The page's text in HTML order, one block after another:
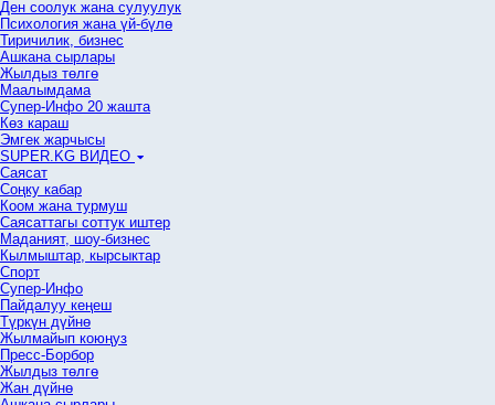
Ден соолук жана сулуулук
Психология жана үй-бүлө
Тиричилик, бизнес
Ашкана сырлары
Жылдыз төлгө
Маалымдама
Супер-Инфо 20 жашта
Көз караш
Эмгек жарчысы
SUPER.KG ВИДЕО
Саясат
Cоңку кабар
Коом жана турмуш
Саясаттагы соттук иштер
Маданият, шоу-бизнес
Кылмыштар, кырсыктар
Спорт
Супер-Инфо
Пайдалуу кеңеш
Түркүн дүйнө
Жылмайып коюңуз
Пресс-Борбор
Жылдыз төлгө
Жан дүйнө